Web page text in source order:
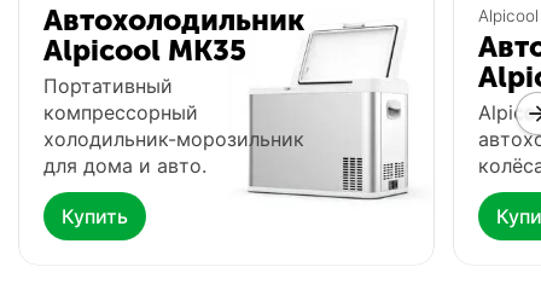
Автохолодильник
Автохолодильник
Alpicool MK35
Портативный
компрессорный
холодильник-морозильник
для дома и авто.
Купить
Alpicool